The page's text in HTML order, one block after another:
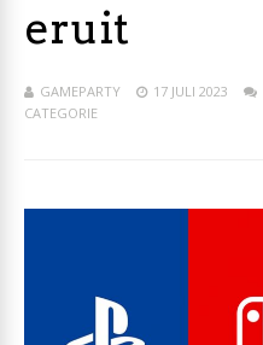
eruit
GAMEPARTY 17 JULI 2023
CATEGORIE